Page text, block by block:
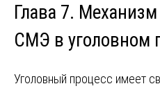
Глава 7.
СМЭ в уголовном
Уголовный процесс имеет